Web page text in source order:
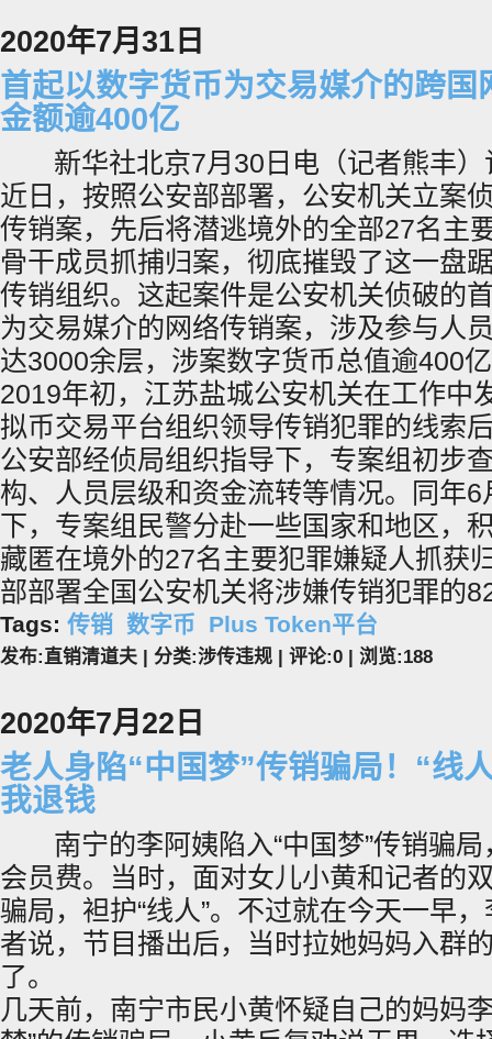
2020年7月31日
首起以数字货币为交易媒介的跨国
金额逾400亿
新华社北京7月30日电（记者熊丰）
近日，按照公安部部署，公安机关立案
传销案，先后将潜逃境外的全部27名主
骨干成员抓捕归案，彻底摧毁了这一盘
传销组织。这起案件是公安机关侦破的
为交易媒介的网络传销案，涉及参与人
达3000余层，涉案数字货币总值逾400
2019年初，江苏盐城公安机关在工作中
拟币交易平台组织领导传销犯罪的线索
公安部经侦局组织指导下，专案组初步
构、人员层级和资金流转等情况。同年
下，专案组民警分赴一些国家和地区，
藏匿在境外的27名主要犯罪嫌疑人抓获
部部署全国公安机关将涉嫌传销犯罪的
Tags: 传销 数字币 Plus Token平台
发布:直销清道夫 | 分类:涉传违规 | 评论:0 | 浏览:188
2020年7月22日
老人身陷“中国梦”传销骗局！“线
我退钱
南宁的李阿姨陷入“中国梦”传销骗局
会员费。当时，面对女儿小黄和记者的
骗局，袒护“线人”。不过就在今天一早
者说，节目播出后，当时拉她妈妈入群
了。
几天前，南宁市民小黄怀疑自己的妈妈